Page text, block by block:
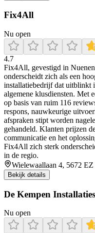
Fix4All
Nu open
4.7
Fix4All, gevestigd in
onderscheidt zich als een
installatiebedrijf dat uitblinkt
algemene klusdiensten. Met
op basis van ruim 116
respons, nauwkeurige
afspraken stipt worden
gehandeld. Klanten prijzen
communicatie en het
Fix4All zich sterk
in de regio.
Wielewaallaan 4, 5672
Bekijk details
De Kempen Installaties
Nu open